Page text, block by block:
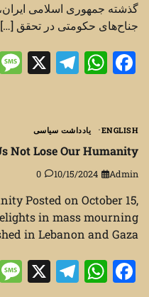
گذشته جمهوری اسلامی
جناح‌های حکومتی در تحقق […]
Facebook
X
ENGLISH یادداشت سیاسی
Not Lose Our Humanity
Admin
10/15/2024
0
Posted on October 15,
in mass mourning
in Lebanon and Gaza? […]
Facebook
X